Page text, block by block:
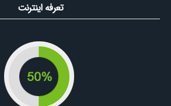
تعرفه اینترنت